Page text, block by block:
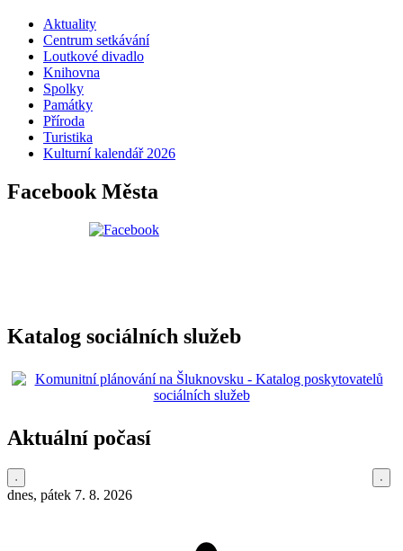
Aktuality
Centrum setkávání
Loutkové divadlo
Knihovna
Spolky
Památky
Příroda
Turistika
Kulturní kalendář 2026
Facebook Města
Katalog sociálních služeb
Aktuální počasí
dnes, pátek 7. 8. 2026